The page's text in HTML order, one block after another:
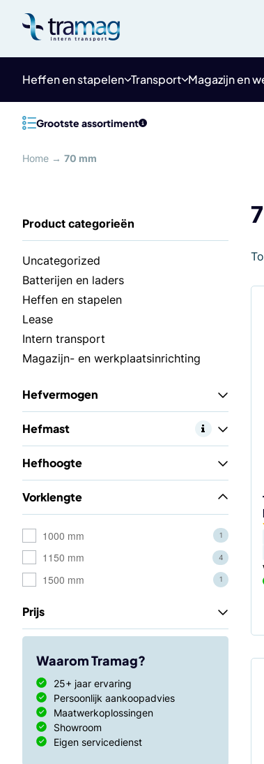
content
Heffen en stapelen Transport Magazijn en
Grootste assortiment
Home → 70 mm
Uncategorized
Batterijen en laders
Heffen en stapelen
Lease
Intern transport
Magazijn- en werkplaatsinrichting
Hefvermogen
Hefmast
Hefhoogte
Vorklengte
1000 mm 1
1150 mm 4
1500 mm 1
Prijs
Waarom Tramag?
25+ jaar ervaring
Persoonlijk aankoopadvies
Maatwerkoplossingen
Showroom
Eigen servicedienst